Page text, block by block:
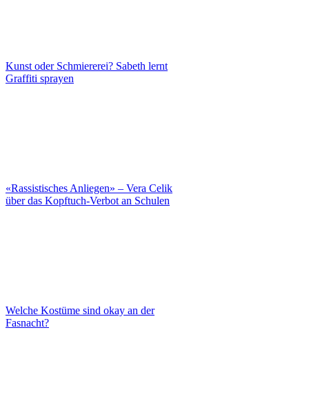
Kunst oder Schmiererei? Sabeth lernt
Graffiti sprayen
«Rassistisches Anliegen» – Vera Celik
über das Kopftuch-Verbot an Schulen
Welche Kostüme sind okay an der
Fasnacht?